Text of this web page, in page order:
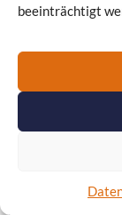
beeinträchtigt
SVEN